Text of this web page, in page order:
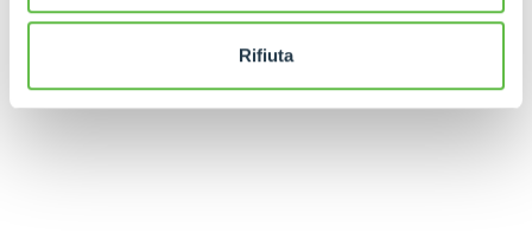
Rifiuta